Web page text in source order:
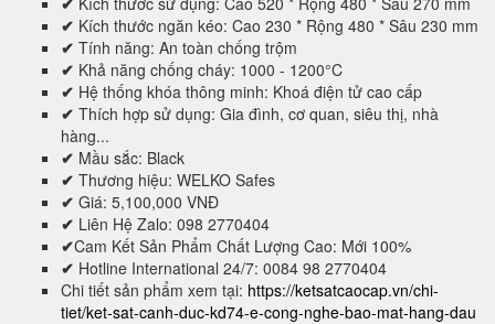
✔ Kích thước ngăn kéo: Cao 230 * Rộng 480 * Sâu 230 mm
✔ Tính năng: An toàn chống trộm
✔ Khả năng chống cháy: 1000 - 1200°C
✔ Hệ thống khóa thông minh: Khoá điện tử cao cấp
✔ Thích hợp sử dụng: Gia đình, cơ quan, siêu thị, nhà
hàng...
✔ Mầu sắc: Black
✔ Thương hiệu: WELKO Safes
✔ Giá: 5,100,000 VNĐ
✔ Liên Hệ Zalo: 098 2770404
✔Cam Kết Sản Phẩm Chất Lượng Cao: Mới 100%
✔ Hotline International 24/7: 0084 98 2770404
Chi tiết sản phẩm xem tại: https://ketsatcaocap.vn/chi-
tiet/ket-sat-canh-duc-kd74-e-cong-nghe-bao-mat-hang-dau